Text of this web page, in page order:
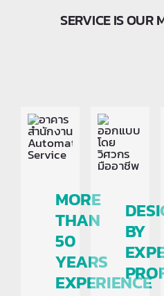
SERVICE IS OUR
MORE
THAN
50
YEARS
EXPERIENCE
BY